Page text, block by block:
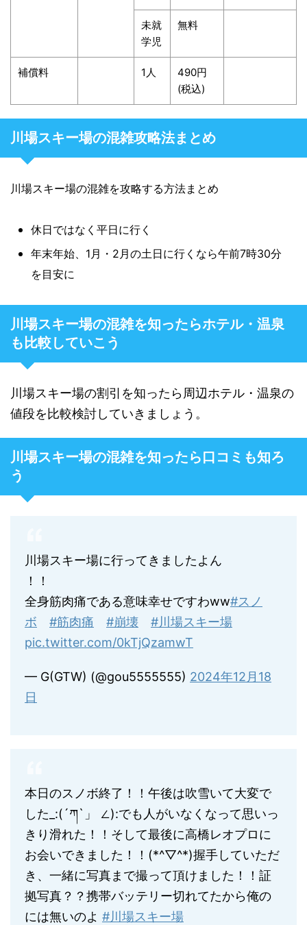
未就
学児
無料
補償料 1人
490円
(税込)
川場スキー場の混雑攻略法まとめ
川場スキー場の混雑を攻略する方法まとめ
休日ではなく平日に行く
年末年始、1月・2月の土日に行くなら午前7時30分
を目安に
川場スキー場の混雑を知ったらホテル・温泉
も比較していこう
川場スキー場の割引を知ったら周辺ホテル・温泉の
値段を比較検討していきましょう。
川場スキー場の混雑を知ったら口コミも知ろ
う
川場スキー場に行ってきましたよん
！！
全身筋肉痛である意味幸せですわww#スノ
ボ
#筋肉痛 #崩壊
#川場スキー場
pic.twitter.com/0kTjQzamwT
— G(GTW) (@gou5555555) 2024年12月18
日
本日のスノボ終了！！午後は吹雪いて大変で
した_:(´ཀ`」 ∠):でも人がいなくなって思いっ
きり滑れた！！そして最後に高橋レオプロに
お会いできました！！(*^▽^*)握手していただ
き、一緒に写真まで撮って頂けました！！証
拠写真？？携帯バッテリー切れてたから俺の
には無いのよ #川場スキー場